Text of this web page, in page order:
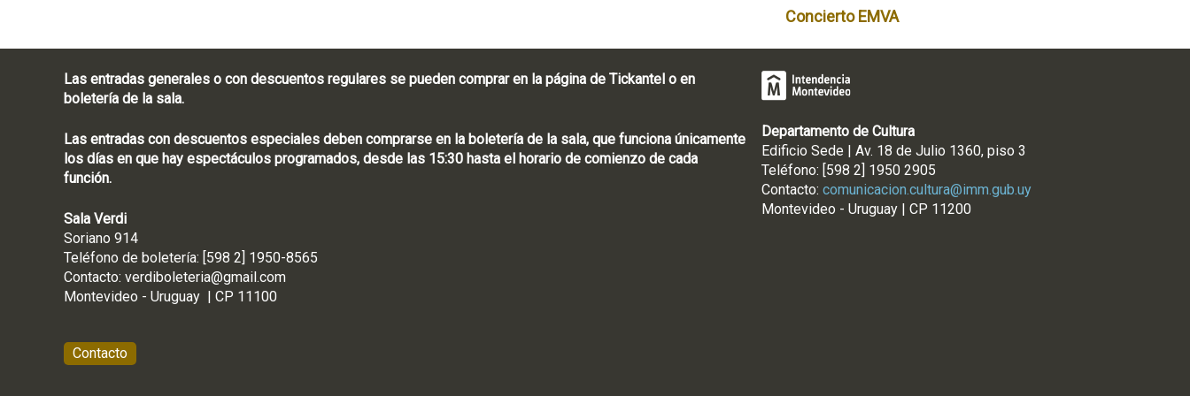
Concierto EMVA
Las entradas generales o con descuentos regulares se pueden comprar en la página de Tickantel o en
boletería de la sala.
Las entradas con descuentos especiales deben comprarse en la boletería de la sala, que funciona únicamente
los días en que hay espectáculos programados, desde las 15:30 hasta el horario de comienzo de cada
función.
Sala Verdi
Soriano 914
Teléfono de boletería: [598 2] 1950-8565
Contacto: verdiboleteria@gmail.com
Montevideo - Uruguay | CP 11100
Contacto
Departamento de Cultura
Edificio Sede | Av. 18 de Julio 1360, piso 3
Teléfono: [598 2] 1950 2905
Contacto: comunicacion.cultura@imm.gub.uy
Montevideo - Uruguay | CP 11200